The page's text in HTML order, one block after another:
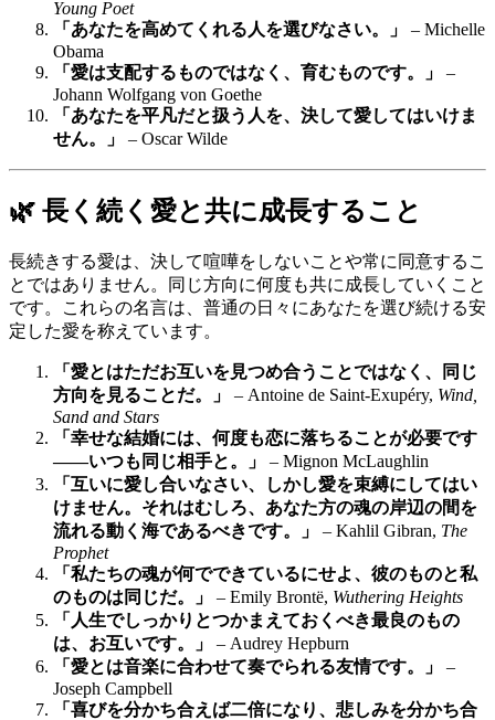
Young Poet
「あなたを高めてくれる人を選びなさい。」
– Michelle
Obama
「愛は支配するものではなく、育むものです。」
–
Johann Wolfgang von Goethe
「あなたを平凡だと扱う人を、決して愛してはいけま
せん。」
– Oscar Wilde
🌿 長く続く愛と共に成長すること
長続きする愛は、決して喧嘩をしないことや常に同意するこ
とではありません。同じ方向に何度も共に成長していくこと
です。これらの名言は、普通の日々にあなたを選び続ける安
定した愛を称えています。
「愛とはただお互いを見つめ合うことではなく、同じ
方向を見ることだ。」
– Antoine de Saint-Exupéry, Wind,
Sand and Stars
「幸せな結婚には、何度も恋に落ちることが必要です
――いつも同じ相手と。」
– Mignon McLaughlin
「互いに愛し合いなさい、しかし愛を束縛にしてはい
けません。それはむしろ、あなた方の魂の岸辺の間を
流れる動く海であるべきです。」
– Kahlil Gibran, The
Prophet
「私たちの魂が何でできているにせよ、彼のものと私
のものは同じだ。」
– Emily Brontë, Wuthering Heights
「人生でしっかりとつかまえておくべき最良のもの
は、お互いです。」
– Audrey Hepburn
「愛とは音楽に合わせて奏でられる友情です。」
–
Joseph Campbell
「喜びを分かち合えば二倍になり、悲しみを分かち合